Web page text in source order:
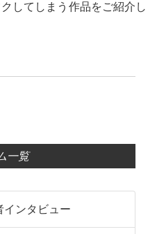
してしまう作品をご紹介し
一覧
ンタビュー